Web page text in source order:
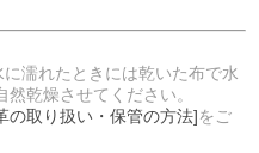
濡れたときには乾いた布で水
乾燥させてください。
の取り扱い・保管の方法]をご